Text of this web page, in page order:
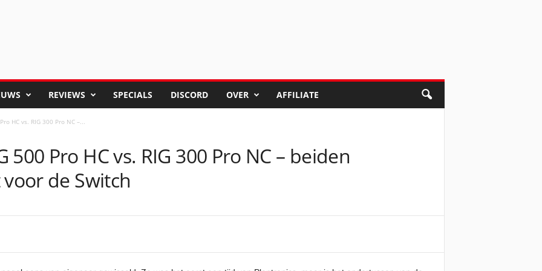
REVIEWS SPECIALS DISCORD OVER AFFILIATE
HC vs. RIG 300 Pro NC –...
500 Pro HC vs. RIG 300 Pro NC – beiden
de Switch